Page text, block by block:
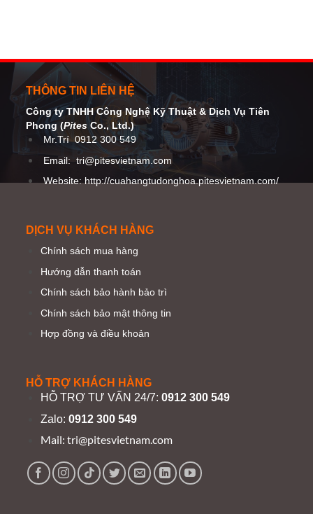
THÔNG TIN LIÊN HỆ
Công ty TNHH Công Nghệ Kỹ Thuật& Dịch Vụ Tiên
Phong (Pites Co., Ltd.)
Mr.Trí 0912 300 549
Email:tri@pitesvietnam.com
Website: http://cuahangtudonghoa.pitesvietnam.com/
DỊCH VỤ KHÁCH HÀNG
Chính sách mua hàng
Hướng dẫn thanh toán
Chính sách bảo hành bảo trì
Chính sách bảo mật thông tin
Hợp đồng và điều khoản
HỖ TRỢ KHÁCH HÀNG
HỖ TRỢ TƯ VẤN 24/7:0912 300 549
Zalo:0912 300 549
Mail:tri@pitesvietnam.com